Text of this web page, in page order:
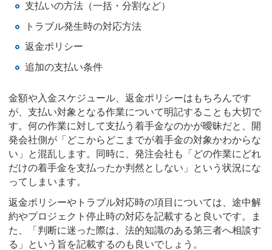
支払いの方法（一括・分割など）
トラブル発生時の対応方法
返金ポリシー
追加の支払い条件
金額や入金スケジュール、返金ポリシーはもちろんです
が、支払い対象となる作業について明記することも大切で
す。何の作業に対して支払う着手金なのかが曖昧だと、開
発会社側が「どこからどこまでが着手金の対象かわからな
い」と混乱します。同時に、発注会社も「どの作業にどれ
だけの着手金を支払ったか判然としない」という状況にな
ってしまいます。
返金ポリシーやトラブル対応時の項目については、途中解
約やプロジェクト停止時の対応を記載すると良いです。ま
た、「判断に迷った際は、法的知識のある第三者へ相談す
る」という旨を記載するのも良いでしょう。